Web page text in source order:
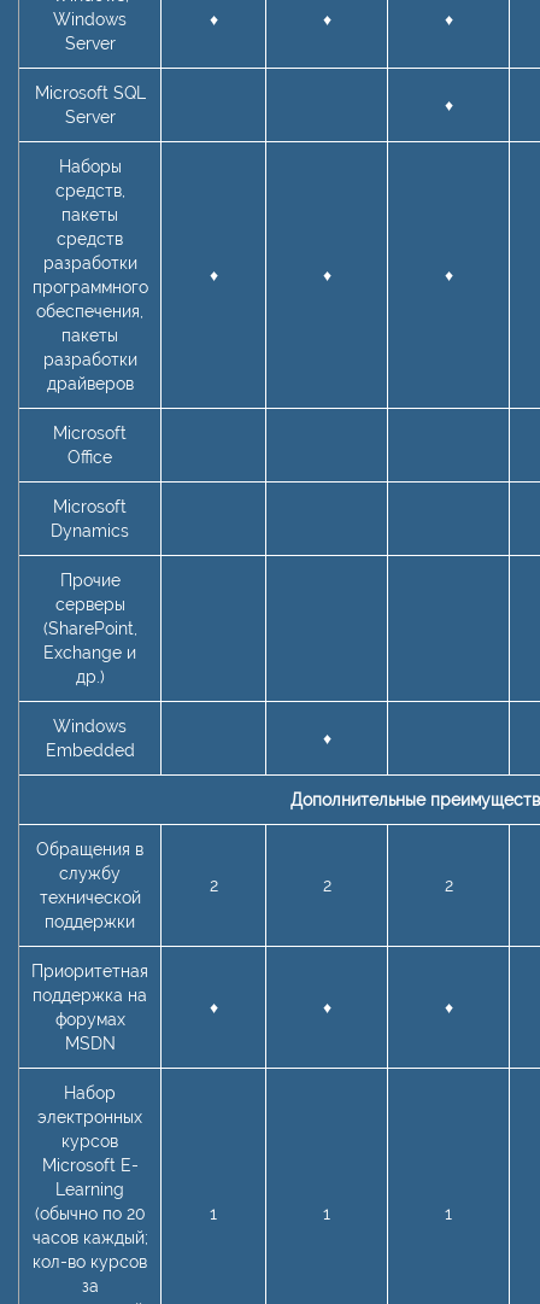
Windows
Server
♦ ♦ ♦
Microsoft SQL
Server
♦
Наборы
средств,
пакеты
средств
разработки
программного
обеспечения,
пакеты
разработки
драйверов
♦ ♦ ♦
Microsoft
Office
Microsoft
Dynamics
Прочие
серверы
(SharePoint,
Exchange и
др.)
Windows
Embedded
♦
Дополнительные
Обращения в
службу
технической
поддержки
2 2 2
Приоритетная
поддержка на
форумах
MSDN
♦ ♦ ♦
Набор
электронных
курсов
Microsoft E-
Learning
(обычно по 20
часов каждый;
кол-во курсов
за
1 1 1